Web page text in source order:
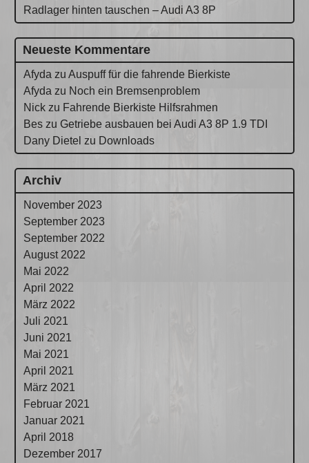
Radlager hinten tauschen – Audi A3 8P
Neueste Kommentare
Afyda zuAuspuff für die fahrende Bierkiste
Afyda zu Noch ein Bremsenproblem
Nick zu Fahrende Bierkiste Hilfsrahmen
Bes zuGetriebe ausbauen bei Audi A3 8P 1.9 TDI
Dany Dietel zu Downloads
Archiv
November 2023
September 2023
September 2022
August 2022
Mai 2022
April 2022
März 2022
Juli 2021
Juni 2021
Mai 2021
April 2021
März 2021
Februar 2021
Januar 2021
April 2018
Dezember 2017